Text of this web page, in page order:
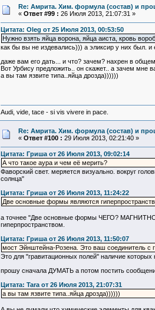
Re: Амрита. Хим. формула (состав) и
« Ответ #99 : 26 Июля 2013, 21:07:31 »
Цитата: Oleg от 25 Июля 2013, 00:53:50
Нужно взять яйца ворона, яйца аиста, кровь
как бы вы не издевались))) а эликсир у них был.
даже вам его дать... и что? зачем? нахрен в общем
Вот Урбису предложить.. он скажет.. а зачем мне
а вы там язвите типа..яйца дрозда))))))
Audi, vide, tace - si vis vivere in pace.
Re: Амрита. Хим. формула (состав) и
« Ответ #100 : 29 Июля 2013, 02:21:40 »
Цитата: Гриша от 26 Июля 2013, 09:02:14
А что такое аура и чем её мерить?
Фаворский свет. меряется визуально. вокруг
солнца"
Цитата: Гриша от 26 Июля 2013, 11:24:22
Две основные формы являются
а точнее "Две основные формы ЧЕГО?
гиперпространством.
Цитата: Гриша от 26 Июля 2013, 11:50:07
мост Эйнштейна-Розена. Это ваш соединитель с
Это для "гравитационных полей" наличие
прошу сначала ДУМАТЬ а потом постить
Цитата: Tara от 26 Июля 2013, 21:07:31
а вы там язвите типа..яйца дрозда))))))